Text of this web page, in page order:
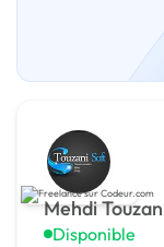
Mehdi
Disponible